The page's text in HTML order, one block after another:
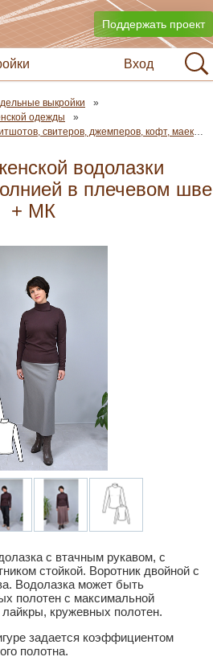
Поддержать проект
Вход
выкройки
одежды
Выкройки готовых моделей свитшотов, свитеров, джемперов, кофт, маек и футболок
водолазки
в плечевом шве
+ МК
с втачным рукавом, с
стойкой. Воротник двойной с
Водолазка может быть
полотен с максимальной
кружевных полотен.
задается коэффициентом
полотна.